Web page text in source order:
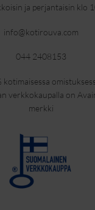
ja perjantaisin klo
info@kotirouva.com
044 2408153
kotimaisessa
verkkokaupalla on
merkki